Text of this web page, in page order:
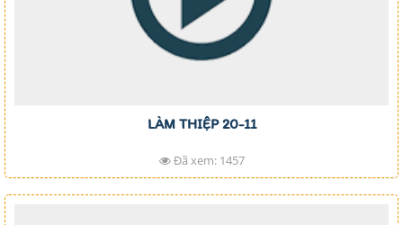
LÀM THIỆP 20-11
Đã xem: 1457